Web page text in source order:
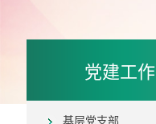
党建工作
基层党支部